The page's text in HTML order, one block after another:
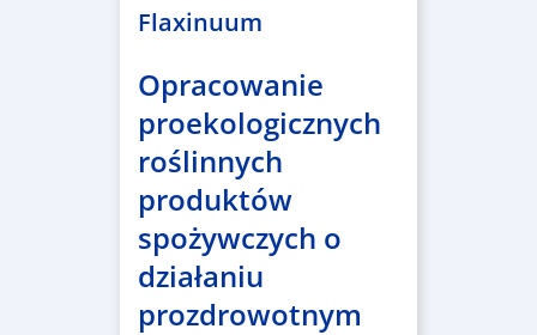
Flaxinuum
Opracowanie
proekologicznych
roślinnych
produktów
spożywczych o
działaniu
prozdrowotnym